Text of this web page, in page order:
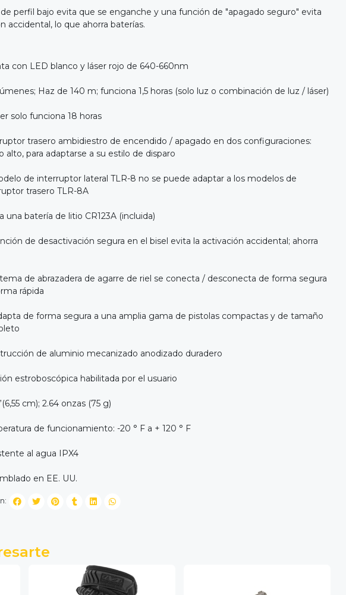
perfil bajo evita que se enganche y una función de "apagado seguro" evita
accidental, lo que ahorra baterías.
con LED blanco y láser rojo de 640-660nm
Haz de 140 m; funciona 1,5 horas (solo luz o combinación de luz / láser)
solo funciona 18 horas
trasero ambidiestro de encendido / apagado en dos configuraciones:
alto, para adaptarse a su estilo de disparo
de interruptor lateral TLR-8 no se puede adaptar a los modelos de
trasero TLR-8A
una batería de litio CR123A (incluida)
de desactivación segura en el bisel evita la activación accidental; ahorra
de abrazadera de agarre de riel se conecta / desconecta de forma segura
rápida
de forma segura a una amplia gama de pistolas compactas y de tamaño
de aluminio mecanizado anodizado duradero
estroboscópica habilitada por el usuario
cm); 2.64 onzas (75 g)
de funcionamiento: -20 ° F a + 120 ° F
al agua IPX4
en EE. UU.